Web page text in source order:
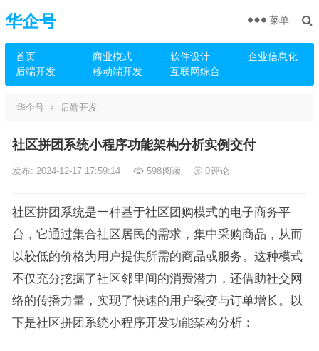
华企号
首页 商业模式 软件设计
企业信息化
后端开发
移动端开发 互联网综合
菜单
华企号 后端开发
社区拼团系统小程序功能架构分析实例交付
发布: 2024-12-17 17:59:14 598阅读 0评论
社区拼团系统是一种基于社区团购模式的电子商务平
台，它通过集合社区居民的需求，集中采购商品，从而
以较低的价格为用户提供所需的商品或服务。这种模式
不仅充分挖掘了社区邻里间的消费潜力，还借助社交网
络的传播力量，实现了快速的用户裂变与订单增长。以
下是社区拼团系统小程序开发功能架构分析：